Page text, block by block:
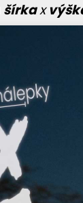
šírkax